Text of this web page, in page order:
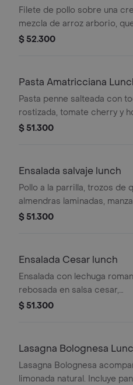
Filete de pollo sobre una
mezcla de arroz arborio,
parmesano y champiñones
$ 52.300
Pasta Amatricciana
Pasta penne salteada con
rostizada, tomate cherry y
albahaca genovesa,
Limonada natural.
$ 51.300
Ensalada salvaje lunch
Pollo a la parrilla, trozos de
almendras laminadas,
confitada sobre mix de
$ 51.300
Ensalada Cesar lunch
Ensalada con lechuga
rebosada en salsa cesar,
acompañada de pollo
$ 51.300
Lasagna Bolognesa
Lasagna Bolognesa
limonada natural. Incluye